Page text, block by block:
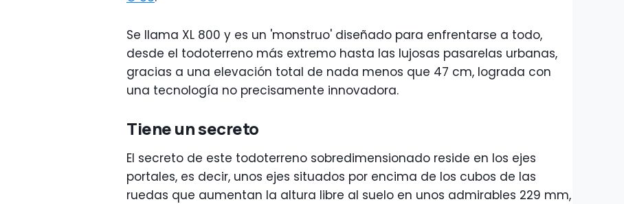
Se llama XL 800 y es un 'monstruo' diseñado para enfrentarse a todo,
desde el todoterreno más extremo hasta las lujosas pasarelas urbanas,
gracias a una elevación total de nada menos que 47 cm, lograda con
una tecnología no precisamente innovadora.
Tiene un secreto
El secreto de este todoterreno sobredimensionado reside en los ejes
portales, es decir, unos ejes situados por encima de los cubos de las
ruedas que aumentan la altura libre al suelo en unos admirables 229 mm,